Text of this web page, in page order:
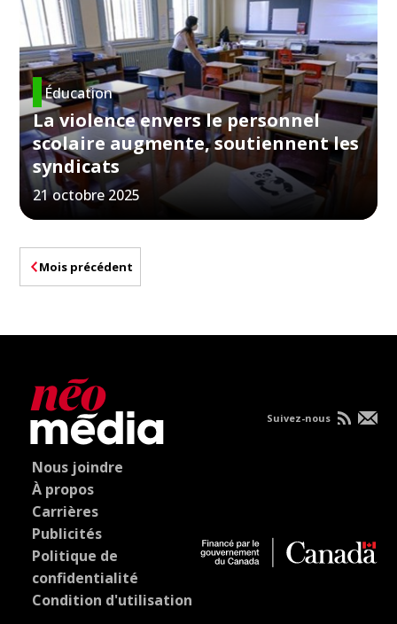
Éducation
La violence envers le personnel
scolaire augmente, soutiennent les
syndicats
21 octobre 2025
Mois précédent
Nous joindre
À propos
Carrières
Publicités
Politique de
confidentialité
Condition d'utilisation
Suivez-nous